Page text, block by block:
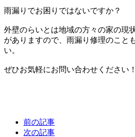
雨漏りでお困りではないですか？
外壁のらいとは地域の方々の家の現
がありますので、雨漏り修理のこと
い。
ぜひお気軽にお問い合わせください！
前の記事
次の記事